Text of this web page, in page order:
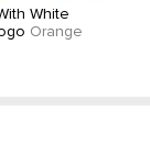
White
Orange